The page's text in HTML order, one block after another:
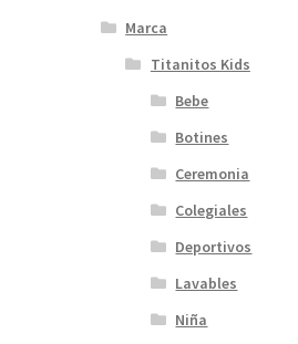
Marca
Titanitos Kids
Bebe
Botines
Ceremonia
Colegiales
Deportivos
Lavables
Niña